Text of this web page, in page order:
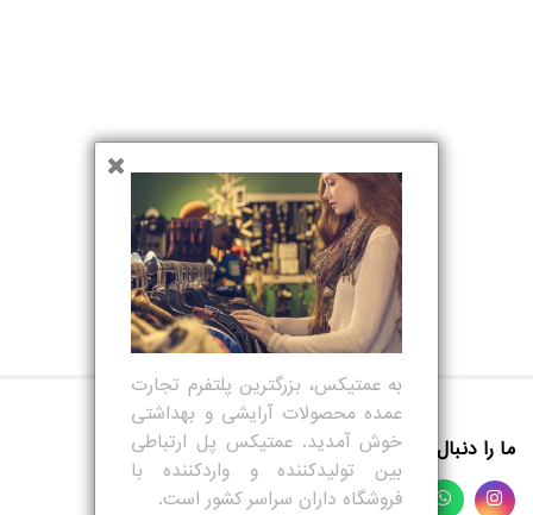
سریعترین زمان ارسال
ثبت نام
به عمتیکس، بزرگترین پلتفرم تجارت
عمده محصولات آرایشی و بهداشتی
خوش آمدید. عمتیکس پل ارتباطی
بین تولیدکننده و واردکننده با
فروشگاه داران سراسر کشور است.
ما را دنبال کنید